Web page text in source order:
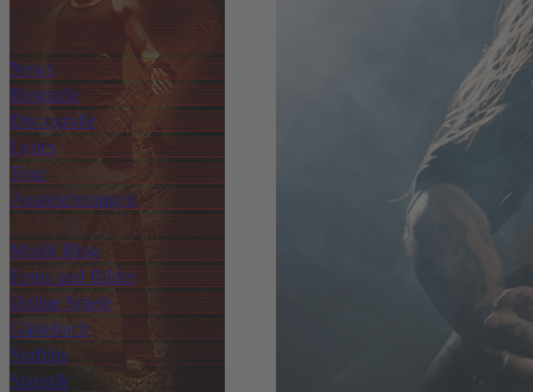
News
Biografie
Discografie
Lyrics
Tour
Auszeichnungen
Musik Blog
Fotos und Bilder
Online Spiele
Gästebuch
Surftips
Statistik